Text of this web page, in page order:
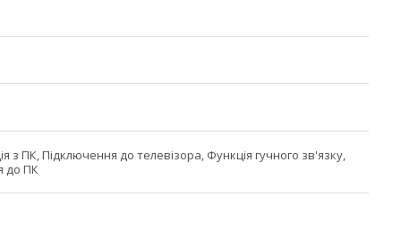
з ПК, Підключення до телевізора, Функція гучного зв'язку,
до ПК